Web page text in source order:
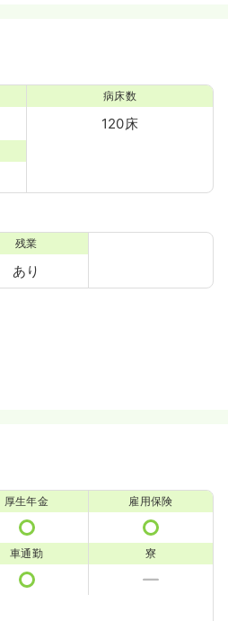
病床数
120床
残業
あり
厚生年金 雇用保険
車通勤 寮